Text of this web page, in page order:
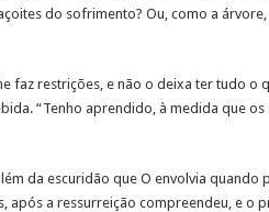
do sofrimento? Ou, como a
faz restrições, e não o deixa ter tudo o
“Tenho aprendido, à medida que
da escuridão que O envolvia quando
após a ressurreição compreendeu, e